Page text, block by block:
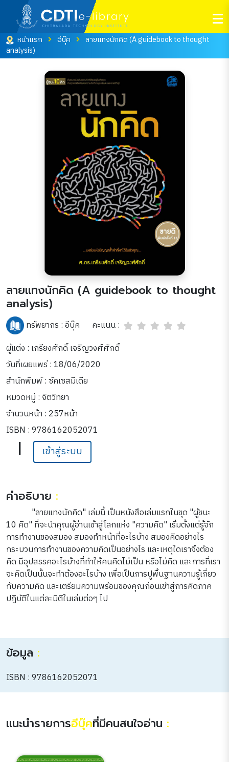
หน้าแรก อีบุ๊ค
ลายแทงนักคิด (A guidebook to thought
analysis)
ลายแทงนักคิด (A guidebook to thought
analysis)
ทรัพยากร :อีบุ๊ค
คะแนน :
ผู้แต่ง : เกรียงศักดิ์ เจริญวงศ์ศักดิ์
วันที่เผยแพร่ : 18/06/2020
สำนักพิมพ์ : ซัคเซสมีเดีย
หมวดหมู่ :จิตวิทยา
จำนวนหน้า : 257หน้า
ISBN : 9786162052071
| เข้าสู่ระบบ
คำอธิบาย :
"ลายแทงนักคิด" เล่มนี้ เป็นหนังสือเล่มแรกในชุด "ผู้ชนะ
10 คิด" ที่จะนำคุณผู้อ่านเข้าสู่โลกแห่ง "ความคิด" เริ่มตั้งแต่รู้จัก
การทำงานของสมอง สมองทำหน้าที่อะไรบ้าง สมองคิดอย่างไร
กระบวนการทำงานของความคิดเป็นอย่างไร และเหตุใดเราจึงต้อง
คิด มีอุปสรรคอะไรบ้างที่ทำให้คนคิดไม่เป็น หรือไม่คิด และการที่เรา
จะคิดเป็นนั้นจะทำต้องอะไรบ้าง เพื่อเป็นการปูพื้นฐานความรู้เกี่ยว
กับความคิด และเตรียมความพร้อมของคุณก่อนเข้าสู่การคิดภาค
ปฏิบัติในแต่ละมิติในเล่มต่อๆ ไป
ข้อมูล :
ISBN : 9786162052071
แนะนำรายการอีบุ๊คที่มีคนสนใจอ่าน :